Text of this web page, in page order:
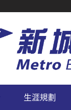
生涯規劃